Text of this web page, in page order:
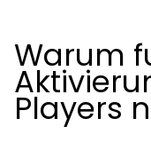
Warum
Players